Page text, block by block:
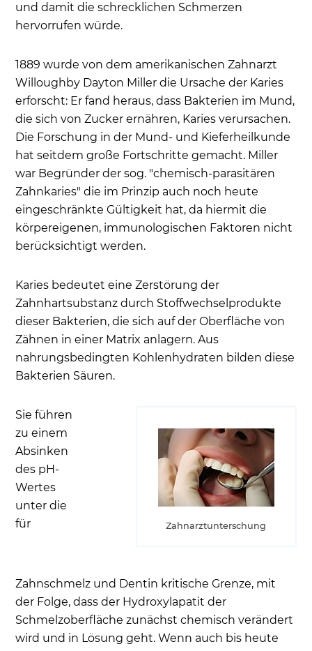
und damit die schrecklichen Schmerzen
hervorrufen würde.
1889 wurde von dem amerikanischen Zahnarzt
Willoughby Dayton Miller die Ursache der Karies
erforscht: Er fand heraus, dass Bakterien im Mund,
die sich von Zucker ernähren, Karies verursachen.
Die Forschung in der Mund- und Kieferheilkunde
hat seitdem große Fortschritte gemacht. Miller
war Begründer der sog. "chemisch-parasitären
Zahnkaries" die im Prinzip auch noch heute
eingeschränkte Gültigkeit hat, da hiermit die
körpereigenen, immunologischen Faktoren nicht
berücksichtigt werden.
Karies bedeutet eine Zerstörung der
Zahnhartsubstanz durch Stoffwechselprodukte
dieser Bakterien, die sich auf der Oberfläche von
Zähnen in einer Matrix anlagern. Aus
nahrungsbedingten Kohlenhydraten bilden diese
Bakterien Säuren.
Zahnarztunterschung
Sie führen
zu einem
Absinken
des pH-
Wertes
unter die
für
Zahnschmelz und Dentin kritische Grenze, mit
der Folge, dass der Hydroxylapatit der
Schmelzoberfläche zunächst chemisch verändert
wird und in Lösung geht. Wenn auch bis heute